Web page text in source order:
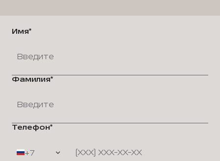
Имя*
Фамилия*
Телефон*
+7